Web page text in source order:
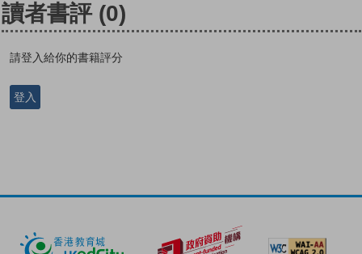
讀者書評 (0)
請登入給你的書籍評分
登入